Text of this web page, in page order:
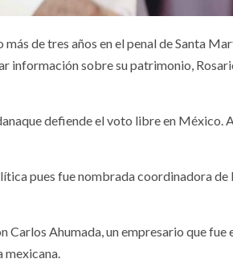
más de tres años en el penal de Santa
información sobre su patrimonio,
defiende el voto libre en México.
pues fue nombrada coordinadora
Carlos Ahumada, un empresario que
los Juegos
y del Caribe Santo
Domingo 2026